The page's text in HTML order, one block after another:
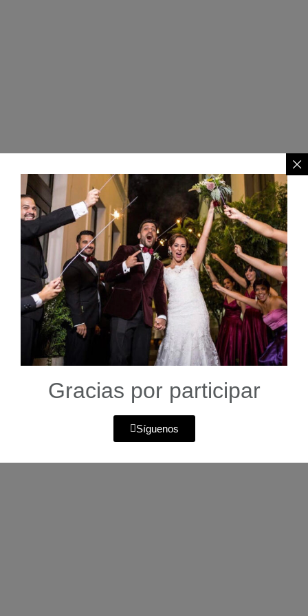
Gracias por participar
Síguenos